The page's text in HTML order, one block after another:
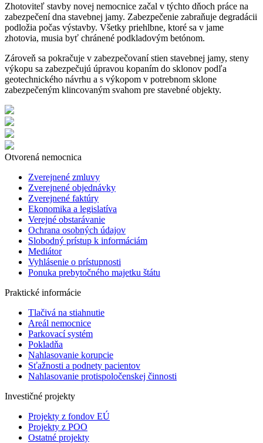
Zhotoviteľ stavby novej nemocnice začal v týchto dňoch práce na
zabezpečení dna stavebnej jamy. Zabezpečenie zabraňuje degradácii
podložia počas výstavby. Všetky priehlbne, ktoré sa v jame
zhotovia, musia byť chránené podkladovým betónom.
Zároveň sa pokračuje v zabezpečovaní stien stavebnej jamy, steny
výkopu sa zabezpečujú úpravou kopaním do sklonov podľa
geotechnického návrhu a s výkopom v potrebnom sklone
zabezpečeným klincovaným svahom pre stavebné objekty.
Otvorená nemocnica
Zverejnené zmluvy
Zverejnené objednávky
Zverejnené faktúry
Ekonomika a legislatíva
Verejné obstarávanie
Ochrana osobných údajov
Slobodný prístup k informáciám
Mediátor
Vyhlásenie o prístupnosti
Ponuka prebytočného majetku štátu
Praktické informácie
Tlačivá na stiahnutie
Areál nemocnice
Parkovací systém
Pokladňa
Nahlasovanie korupcie
Sťažnosti a podnety pacientov
Nahlasovanie protispoločenskej činnosti
Investičné projekty
Projekty z fondov EÚ
Projekty z POO
Ostatné projekty